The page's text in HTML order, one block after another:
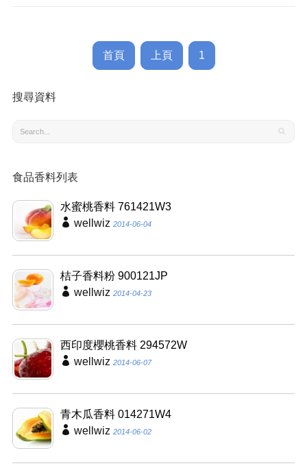
首頁 上頁 1
搜尋資料
食品香料列表
水蜜桃香料 761421W3
wellwiz 2014-06-04
桔子香料粉 900121JP
wellwiz 2014-04-23
西印度櫻桃香料 294572W
wellwiz 2014-06-07
青木瓜香料 014271W4
wellwiz 2014-06-02